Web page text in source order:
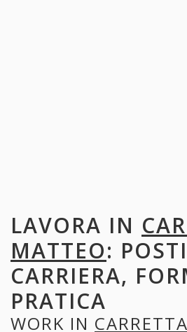
LAVORA IN
MATTEO:
CARRIERA,
PRATICA
WORK IN